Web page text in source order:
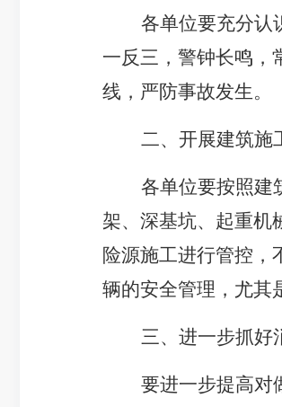
各单位要充分认
一反三，警钟长鸣，
线，严防事故发生。
二、开展建筑施
各单位要按照建
架、深基坑、起重机
险源施工进行管控，
辆的安全管理，尤其
三、进一步抓好
要进一步提高对